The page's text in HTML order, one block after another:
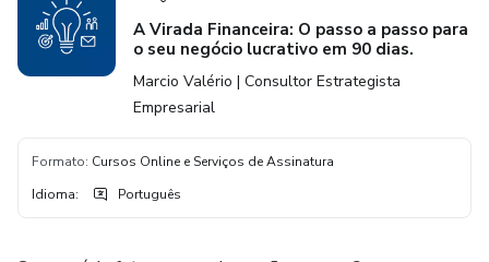
A Virada Financeira: O passo a passo para
o seu negócio lucrativo em 90 dias.
Marcio Valério | Consultor Estrategista
Empresarial
Formato: Cursos Online e Serviços de Assinatura
Idioma: Português